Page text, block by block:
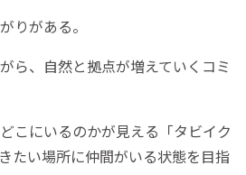
りがある。
ら、自然と拠点が増えていくコミ
こにいるのかが見える「タビイク
たい場所に仲間がいる状態を目指